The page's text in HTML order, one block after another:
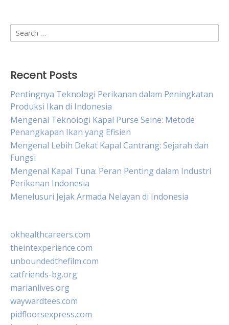
Search
for:
Recent Posts
Pentingnya Teknologi Perikanan dalam Peningkatan
Produksi Ikan di Indonesia
Mengenal Teknologi Kapal Purse Seine: Metode
Penangkapan Ikan yang Efisien
Mengenal Lebih Dekat Kapal Cantrang: Sejarah dan
Fungsi
Mengenal Kapal Tuna: Peran Penting dalam Industri
Perikanan Indonesia
Menelusuri Jejak Armada Nelayan di Indonesia
okhealthcareers.com
theintexperience.com
unboundedthefilm.com
catfriends-bg.org
marianlives.org
waywardtees.com
pidfloorsexpress.com